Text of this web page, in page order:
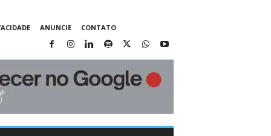
ANUNCIE CONTATO